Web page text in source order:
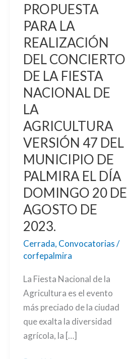
PROPUESTA
PARA LA
REALIZACIÓN
DEL CONCIERTO
DE LA FIESTA
NACIONAL DE
LA
AGRICULTURA
VERSIÓN 47 DEL
MUNICIPIO DE
PALMIRA EL DÍA
DOMINGO 20 DE
AGOSTO DE
2023.
Cerrada, Convocatorias/
corfepalmira
La Fiesta Nacional de la
Agricultura es el evento
más preciado de la ciudad
que exalta la diversidad
agrícola, la […]
VERSIÓN
47
DEL
MUNICIPIO
DE
PALMIRA
EL
DÍA
DOMINGO
20
DE
AGOSTO
DE
2023.